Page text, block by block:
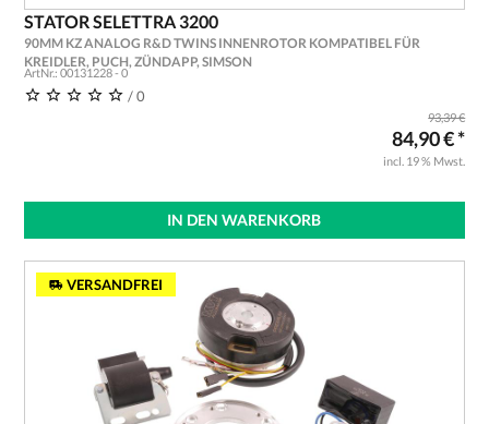
STATOR SELETTRA 3200
90MM KZ ANALOG R&D TWINS INNENROTOR KOMPATIBEL FÜR
KREIDLER, PUCH, ZÜNDAPP, SIMSON
ArtNr.: 00131228 - 0
/ 0
93,39 €
84,90 € *
incl. 19 % Mwst.
IN DEN WARENKORB
VERSANDFREI